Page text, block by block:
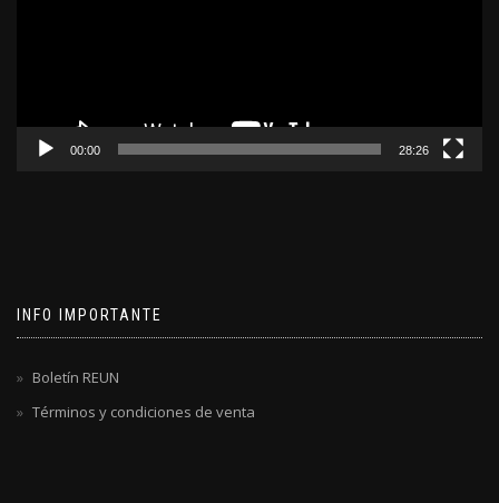
00:00 28:26
INFO IMPORTANTE
Boletín REUN
Términos y condiciones de venta